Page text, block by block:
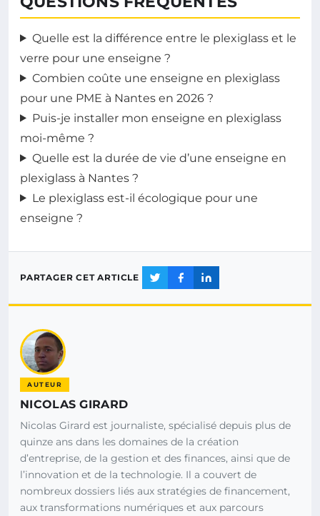
Quelle est la différence entre le plexiglass et le
verre pour une enseigne ?
Combien coûte une enseigne en plexiglass
pour une PME à Nantes en 2026 ?
Puis-je installer mon enseigne en plexiglass
moi-même ?
Quelle est la durée de vie d’une enseigne en
plexiglass à Nantes ?
Le plexiglass est-il écologique pour une
enseigne ?
PARTAGER CET ARTICLE
AUTEUR
NICOLAS GIRARD
Nicolas Girard est journaliste, spécialisé depuis plus de
quinze ans dans les domaines de la création
d’entreprise, de la gestion et des finances, ainsi que de
l’innovation et de la technologie. Il a couvert de
nombreux dossiers liés aux stratégies de financement,
aux transformations numériques et aux parcours